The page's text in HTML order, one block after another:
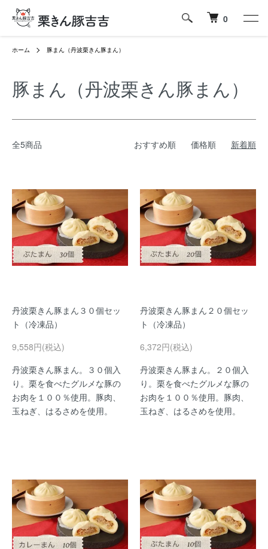
0
ホーム 豚まん（丹波栗きん豚まん）
豚まん（丹波栗きん豚まん）
全5商品 おすすめ順 価格順 新着順
丹波栗きん豚まん３０個セッ
ト（冷凍品）
9,558円(税込)
丹波栗きん豚まん。３０個入
り。栗を食べたグルメな豚の
お肉を１００％使用。豚肉、
玉ねぎ、はるさめを使用。
丹波栗きん豚まん２０個セッ
ト（冷凍品）
6,372円(税込)
丹波栗きん豚まん。２０個入
り。栗を食べたグルメな豚の
お肉を１００％使用。豚肉、
玉ねぎ、はるさめを使用。